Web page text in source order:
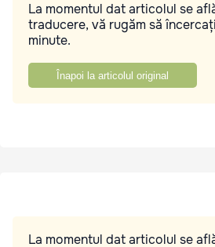
La momentul dat articolul se
traducere, vă rugăm să
minute.
Înapoi la articolul original
La momentul dat articolul se